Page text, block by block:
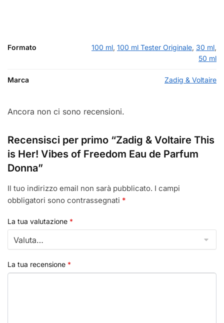
Formato 100 ml, 100 ml Tester Originale, 30 ml,
50 ml
Marca Zadig & Voltaire
Ancora non ci sono recensioni.
Recensisci per primo “Zadig & Voltaire This
is Her! Vibes of Freedom Eau de Parfum
Donna”
Il tuo indirizzo email non sarà pubblicato. I campi
obbligatori sono contrassegnati *
La tua valutazione *
La tua recensione *